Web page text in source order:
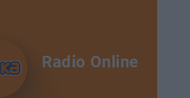
Radio Online